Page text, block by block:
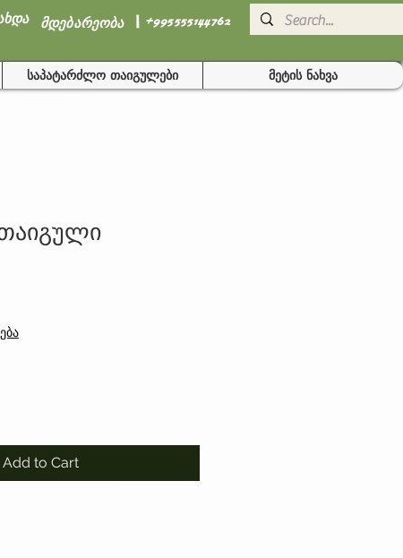
მდებარეობა I +995555144762
საპატარძლო თაიგულები მეტის ნახვა
Add to Cart